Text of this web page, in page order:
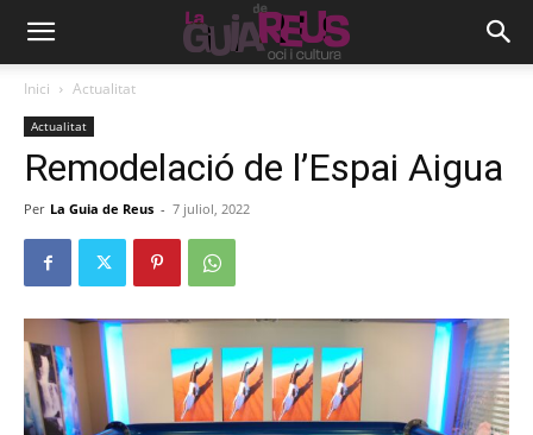
Inici Actualitat
Actualitat
Remodelació de l’Espai Aigua
Per La Guia de Reus - 7 juliol, 2022